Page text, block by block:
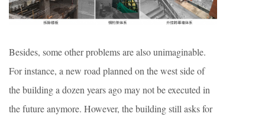
Besides, some other problems are also unimaginable.
For instance, a new road planned on the west side of
the building a dozen years ago may not be executed in
the future anymore. However, the building still asks for